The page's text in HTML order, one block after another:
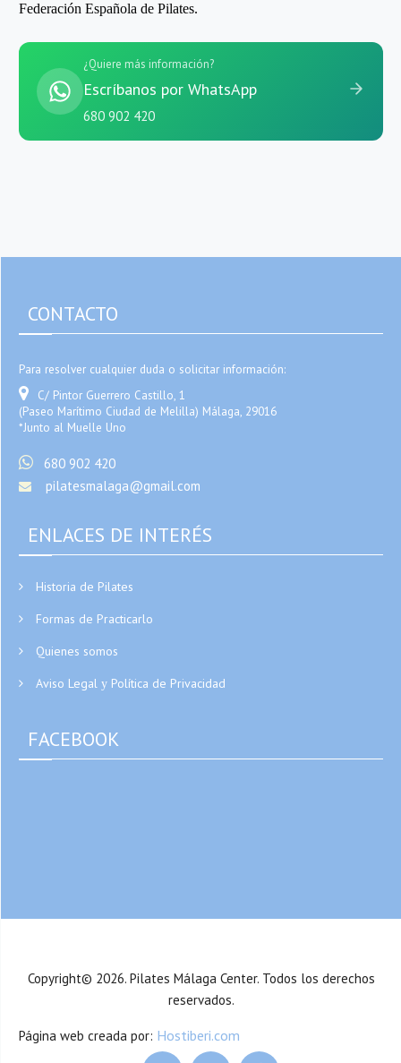
Federación Española de Pilates.
¿Quiere más información?
Escríbanos por WhatsApp
680 902 420
CONTACTO
Para resolver cualquier duda o solicitar información:
C/ Pintor Guerrero Castillo, 1
(Paseo Marítimo Ciudad de Melilla) Málaga, 29016
*Junto al Muelle Uno
680 902 420
pilatesmalaga@gmail.com
ENLACES DE INTERÉS
Historia de Pilates
Formas de Practicarlo
Quienes somos
Aviso Legal y Política de Privacidad
FACEBOOK
Copyright© 2026. Pilates Málaga Center. Todos los derechos
reservados.
Página web creada por: Hostiberi.com